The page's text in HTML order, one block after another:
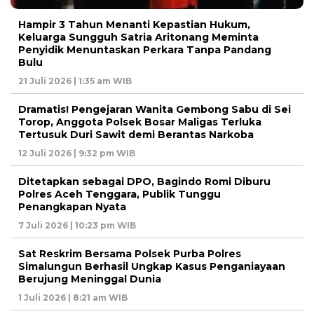
Hampir 3 Tahun Menanti Kepastian Hukum,
Keluarga Sungguh Satria Aritonang Meminta
Penyidik Menuntaskan Perkara Tanpa Pandang
Bulu
21 Juli 2026 | 1:35 am WIB
Dramatis! Pengejaran Wanita Gembong Sabu di Sei
Torop, Anggota Polsek Bosar Maligas Terluka
Tertusuk Duri Sawit demi Berantas Narkoba
12 Juli 2026 | 9:32 pm WIB
Ditetapkan sebagai DPO, Bagindo Romi Diburu
Polres Aceh Tenggara, Publik Tunggu
Penangkapan Nyata
7 Juli 2026 | 10:23 pm WIB
Sat Reskrim Bersama Polsek Purba Polres
Simalungun Berhasil Ungkap Kasus Penganiayaan
Berujung Meninggal Dunia
1 Juli 2026 | 8:21 am WIB